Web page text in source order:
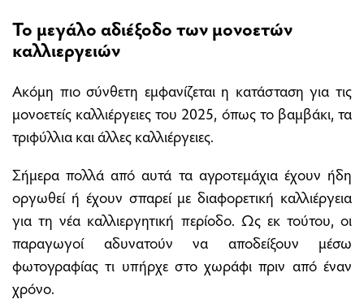
Το μεγάλο αδιέξοδο των μονοετών
καλλιεργειών
Ακόμη πιο σύνθετη εμφανίζεται η κατάσταση για τις
μονοετείς καλλιέργειες του 2025, όπως το βαμβάκι, τα
τριφύλλια και άλλες καλλιέργειες.
Σήμερα πολλά από αυτά τα αγροτεμάχια έχουν ήδη
οργωθεί ή έχουν σπαρεί με διαφορετική καλλιέργεια
για τη νέα καλλιεργητική περίοδο. Ως εκ τούτου, οι
παραγωγοί αδυνατούν να αποδείξουν μέσω
φωτογραφίας τι υπήρχε στο χωράφι πριν από έναν
χρόνο.